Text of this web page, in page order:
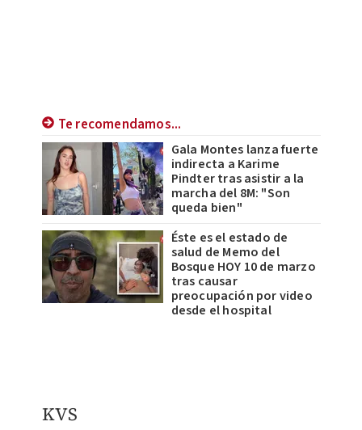
Te recomendamos...
Gala Montes lanza fuerte
indirecta a Karime
Pindter tras asistir a la
marcha del 8M: "Son
queda bien"
Éste es el estado de
salud de Memo del
Bosque HOY 10 de marzo
tras causar
preocupación por video
desde el hospital
KVS